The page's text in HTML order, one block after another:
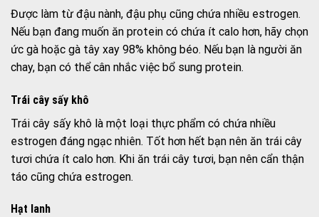
Được làm từ đậu nành, đậu phụ cũng chứa nhiều estrogen.
Nếu bạn đang muốn ăn protein có chứa ít calo hơn, hãy chọn
ức gà hoặc gà tây xay 98% không béo. Nếu bạn là người ăn
chay, bạn có thể cân nhắc việc bổ sung protein.
Trái cây sấy khô
Trái cây sấy khô là một loại thực phẩm có chứa nhiều
estrogen đáng ngạc nhiên. Tốt hơn hết bạn nên ăn trái cây
tươi chứa ít calo hơn. Khi ăn trái cây tươi, bạn nên cẩn thận
táo cũng chứa estrogen.
Hạt lanh